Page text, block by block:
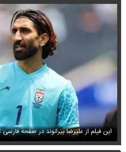
این فیلم از علیرضا بیرانوند در صفحه فارسی AFC منتشر شد